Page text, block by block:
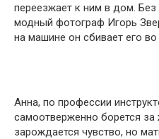
переезжает к ним в дом.
модный фотограф Игорь
на машине он сбивает его
Анна, по профессии
самоотверженно борется
зарождается чувство, но